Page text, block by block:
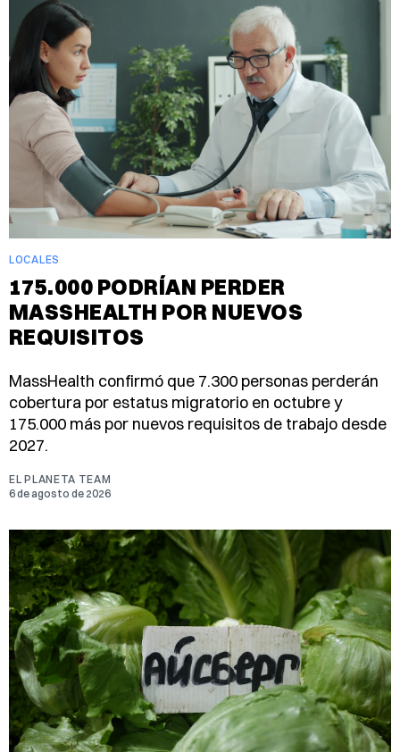
LOCALES
175.000 PODRÍAN PERDER
MASSHEALTH POR NUEVOS
REQUISITOS
MassHealth confirmó que 7.300 personas perderán
cobertura por estatus migratorio en octubre y
175.000 más por nuevos requisitos de trabajo desde
2027.
EL PLANETA TEAM
6 de agosto de 2026